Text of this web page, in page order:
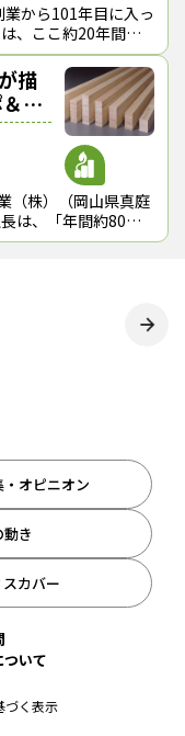
業から101年目に入っ
、ここ約20年間で
雄・NPO法人活木
描
対
（株）（岡山県真庭
は、「年間約80万
50万戸に減ること
・オピニオン
動き
スカバー
いて
づく表示